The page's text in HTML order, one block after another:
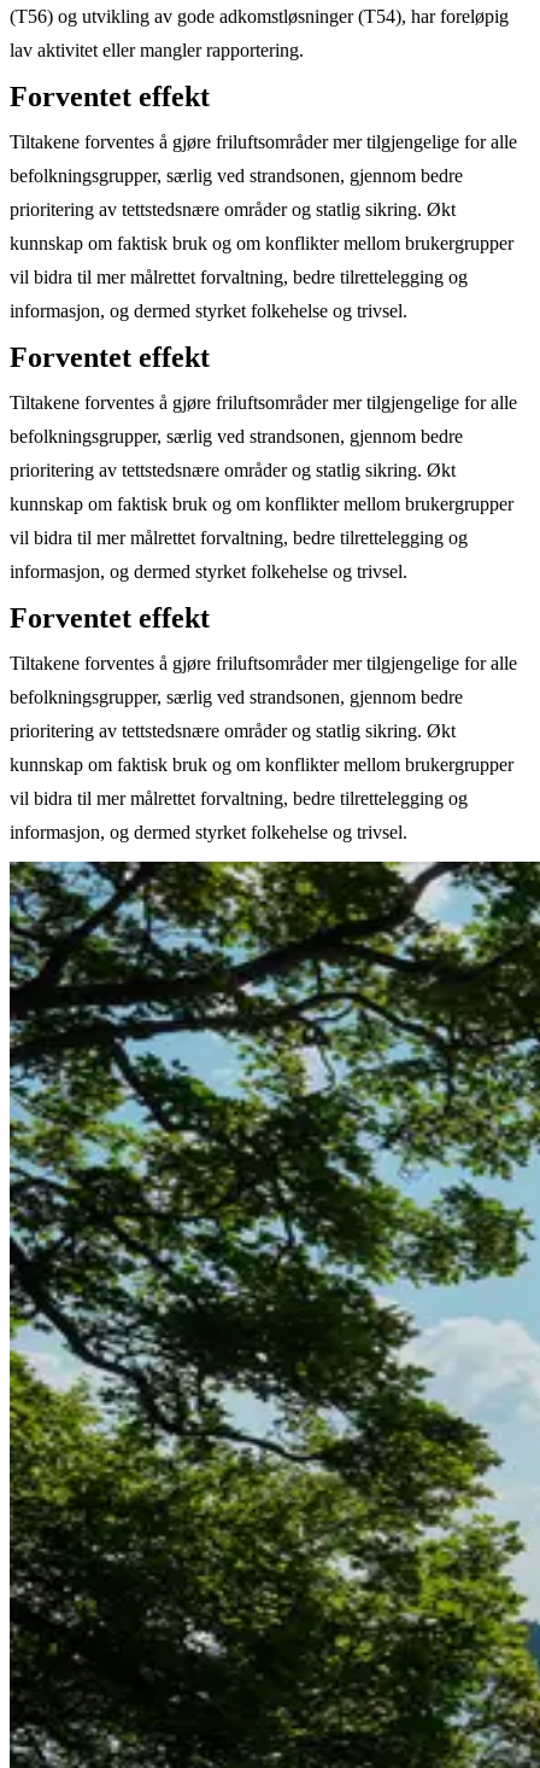
(T56) og utvikling av gode adkomstløsninger (T54), har foreløpig
lav aktivitet eller mangler rapportering.
Forventet effekt
Tiltakene forventes å gjøre friluftsområder mer tilgjengelige for alle
befolkningsgrupper, særlig ved strandsonen, gjennom bedre
prioritering av tettstedsnære områder og statlig sikring. Økt
kunnskap om faktisk bruk og om konflikter mellom brukergrupper
vil bidra til mer målrettet forvaltning, bedre tilrettelegging og
informasjon, og dermed styrket folkehelse og trivsel.
Forventet effekt
Tiltakene forventes å gjøre friluftsområder mer tilgjengelige for alle
befolkningsgrupper, særlig ved strandsonen, gjennom bedre
prioritering av tettstedsnære områder og statlig sikring. Økt
kunnskap om faktisk bruk og om konflikter mellom brukergrupper
vil bidra til mer målrettet forvaltning, bedre tilrettelegging og
informasjon, og dermed styrket folkehelse og trivsel.
Forventet effekt
Tiltakene forventes å gjøre friluftsområder mer tilgjengelige for alle
befolkningsgrupper, særlig ved strandsonen, gjennom bedre
prioritering av tettstedsnære områder og statlig sikring. Økt
kunnskap om faktisk bruk og om konflikter mellom brukergrupper
vil bidra til mer målrettet forvaltning, bedre tilrettelegging og
informasjon, og dermed styrket folkehelse og trivsel.